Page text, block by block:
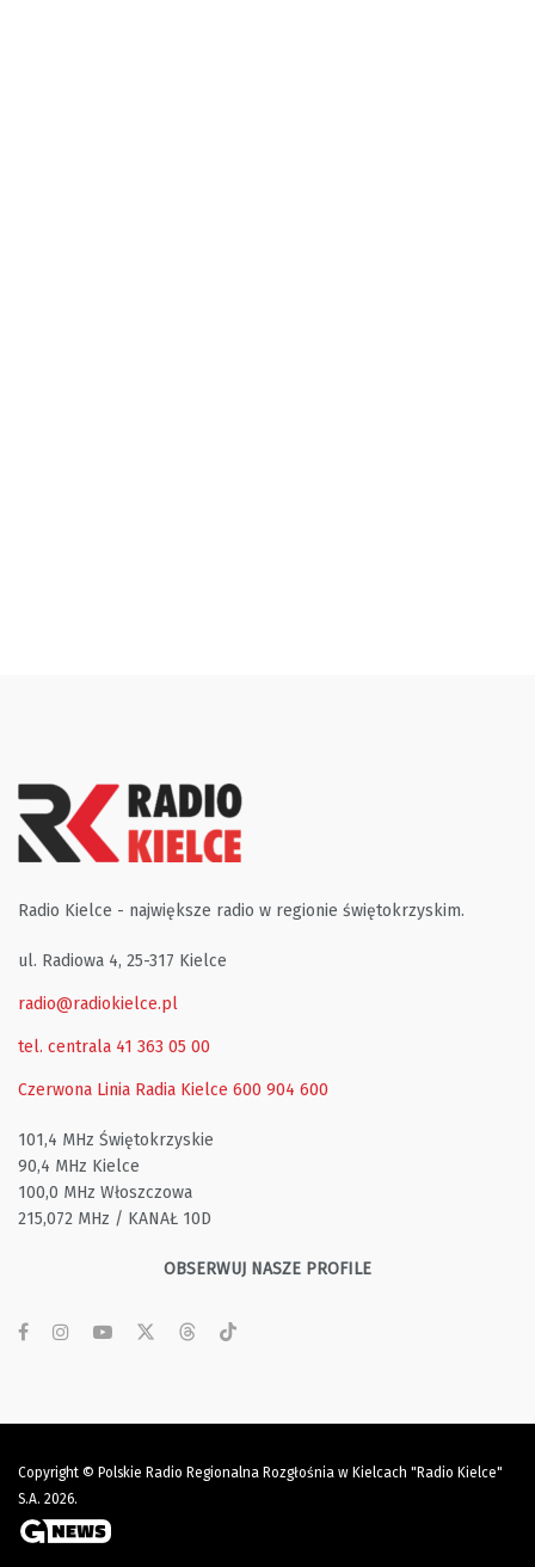
Radio Kielce - największe radio w regionie świętokrzyskim.
ul. Radiowa 4, 25-317 Kielce
radio@radiokielce.pl
tel. centrala 41 363 05 00
Czerwona Linia Radia Kielce 600 904 600
101,4 MHz Świętokrzyskie
90,4 MHz Kielce
100,0 MHz Włoszczowa
215,072 MHz / KANAŁ 10D
OBSERWUJ NASZE PROFILE
Copyright © Polskie Radio Regionalna Rozgłośnia w Kielcach "Radio Kielce"
S.A. 2026.